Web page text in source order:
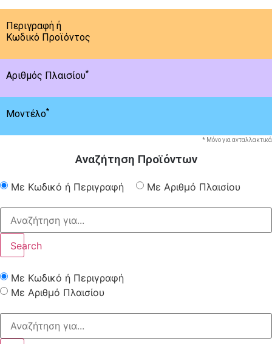
Περιγραφή ή
Κωδικό Προϊόντος
Αριθμός Πλαισίου*
Μοντέλο*
* Μόνο για ανταλλακτικά
Αναζήτηση Προϊόντων
Με Κωδικό ή Περιγραφή Με Αριθμό Πλαισίου
Search
Με Κωδικό ή Περιγραφή
Με Αριθμό Πλαισίου